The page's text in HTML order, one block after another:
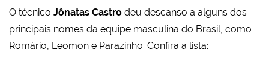
O técnico Jônatas Castro deu descanso a alguns dos
principais nomes da equipe masculina do Brasil, como
Romário, Leomon e Parazinho. Confira a lista: